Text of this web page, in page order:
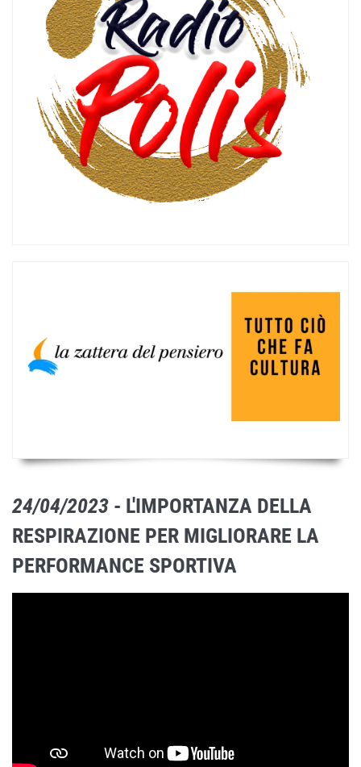
24/04/2023 - L'IMPORTANZA DELLA
RESPIRAZIONE PER MIGLIORARE LA
PERFORMANCE SPORTIVA